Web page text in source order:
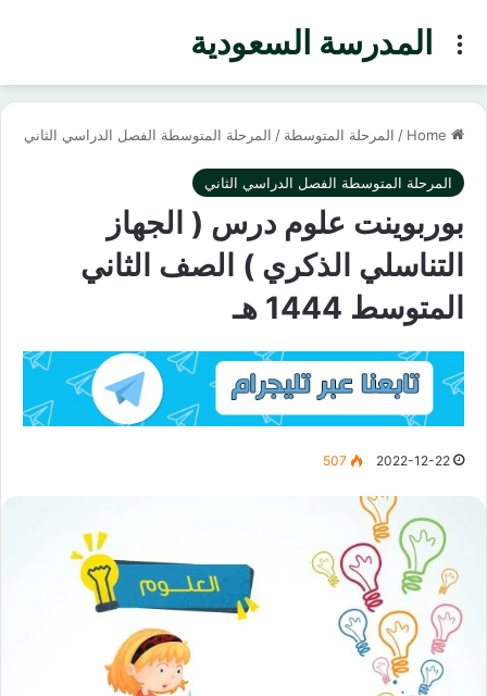
المدرسة السعوديةMenu
/ المرحلة المتوسطة / المرحلة المتوسطة الفصل الدراسي الثاني
المرحلة المتوسطة الفصل الدراسي الثاني
بوربوينت علوم درس ( الجهاز
التناسلي الذكري ) الصف الثاني
المتوسط 1444 هـ
2022-12-22
507